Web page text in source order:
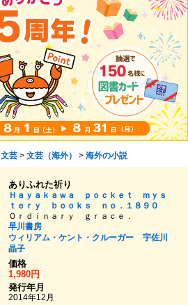
文芸> 文芸（海外） > 海外の小説
ありふれた祈り
Ｈａｙａｋａｗａ ｐｏｃｋｅｔ ｍｙｓ
ｔｅｒｙ ｂｏｏｋｓ ｎｏ．１８９０
Ｏｒｄｉｎａｒｙ ｇｒａｃｅ．
早川書房
ウィリアム・ケント・クルーガー
宇佐川
晶子
価格
1,980円
発行年月
2014年12月